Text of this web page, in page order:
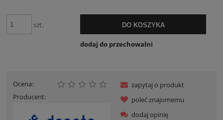
szt. DO KOSZYKA
dodaj do przechowalni
Ocena:
Producent:
zapytaj o produkt
poleć znajomemu
dodaj opinię